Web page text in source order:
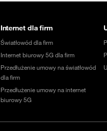
Internet dla firm
Światłowód dla firm
Internet biurowy 5G dla firm
Przedłużenie umowy na światłowód
dla firm
Przedłużenie umowy na internet
biurowy 5G